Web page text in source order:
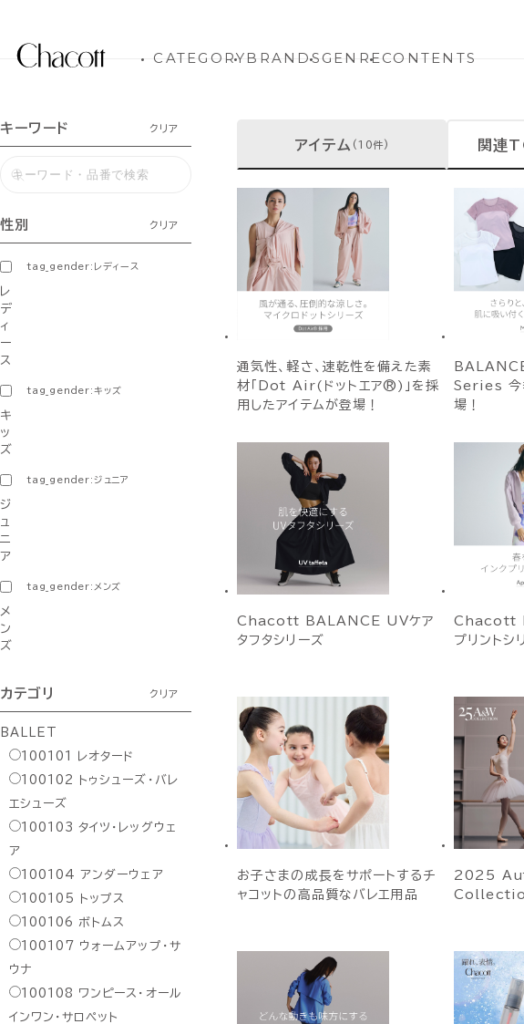
CATEGORYBRANDSGENRECONTENTS
キーワード クリア
性別 クリア
tag_gender:レディース
レ
デ
ィ
ー
ス
tag_gender:キッズ
キ
ッ
ズ
tag_gender:ジュニア
ジ
ュ
ニ
ア
tag_gender:メンズ
メ
ン
ズ
カテゴリ クリア
BALLET
100101
レオタード
100102
トゥシューズ・バレ
エシューズ
100103 タイツ・レッグウェ
ア
100104 アンダーウェア
100105
トップス
100106
ボトムス
100107
ウォームアップ・サ
ウナ
100108
ワンピース・オール
インワン・サロペット
アイテム (10件) 関連
通気性、軽さ、速乾性を備えた素
材「Dot Air(ドットエア®)」を採
用したアイテムが登場！
Series 今
場！
Chacott BALANCE UVケア
タフタシリーズ
Chacott
プリントシ
お子さまの成長をサポートするチ
ャコットの高品質なバレエ用品
2025